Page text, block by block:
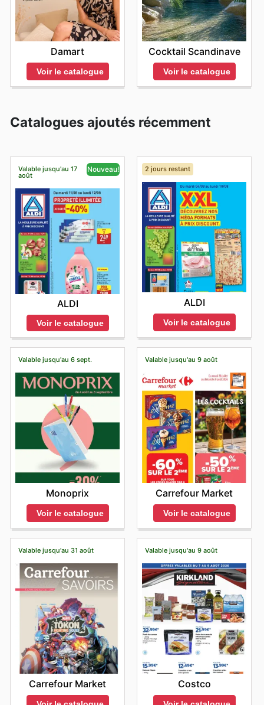
Damart
Voir le catalogue
Cocktail Scandinave
Voir le catalogue
Catalogues ajoutés récemment
Valable jusqu'au 17
août
Nouveau!
ALDI
Voir le catalogue
2 jours restant
ALDI
Voir le catalogue
Valable jusqu'au 6 sept.
Monoprix
Voir le catalogue
Valable jusqu'au 9 août
Carrefour Market
Voir le catalogue
Valable jusqu'au 31 août
Carrefour Market
Valable jusqu'au 9 août
Costco